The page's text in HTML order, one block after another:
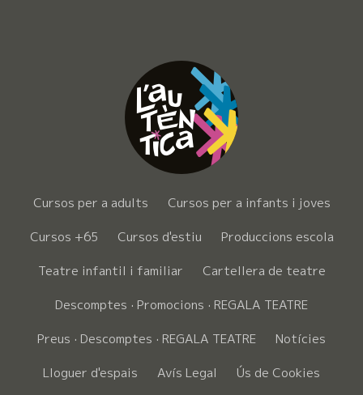
Cursos per a adults
Cursos per a infants i joves
Cursos +65
Cursos d'estiu
Produccions escola
Teatre infantil i familiar
Cartellera de teatre
Descomptes · Promocions · REGALA TEATRE
Preus · Descomptes · REGALA TEATRE
Notícies
Lloguer d'espais
Avís Legal
Ús de Cookies